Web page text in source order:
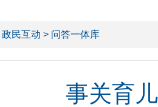
政民互动 > 问答一体库
事关育